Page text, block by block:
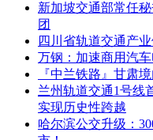
新加坡交通部常任
团
四川省轨道交通产
万钢：加速商用汽
『中兰铁路』甘肃
兰州轨道交通1号线
实现历史性跨越
哈尔滨公交升级：